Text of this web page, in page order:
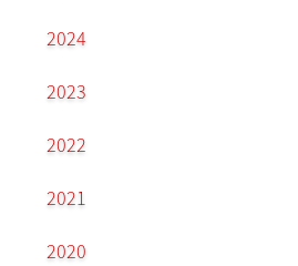
2024
2023
2022
2021
2020